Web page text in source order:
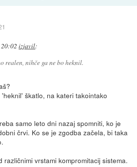
izjavil:
realen, nihče ga ne bo heknil.
škatlo, na kateri takointako
samo leto dni nazaj spomniti, ko je
črvi. Ko se je zgodba začela, bi taka
različnimi vrstami kompromitacij sistema.